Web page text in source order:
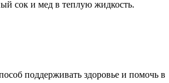
сок и мед в теплую жидкость.
поддерживать здоровье и помочь в